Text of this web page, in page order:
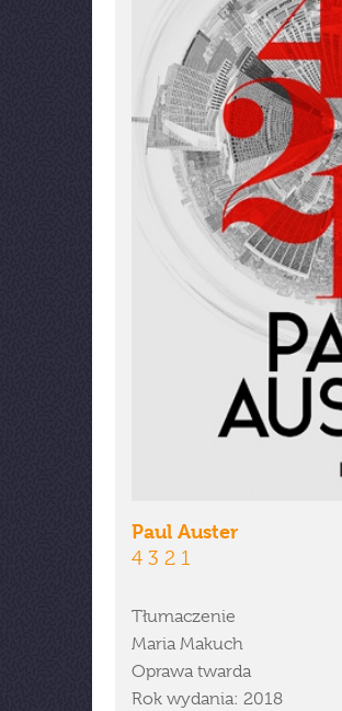
Paul Auster
4 3 2 1
Tłumaczenie
Maria Makuch
Oprawa twarda
Rok wydania: 2018